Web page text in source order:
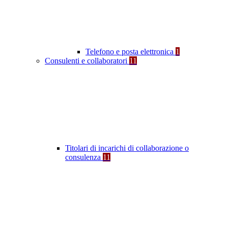
Telefono e posta elettronica 1
Consulenti e collaboratori 11
Titolari di incarichi di collaborazione o
consulenza 11